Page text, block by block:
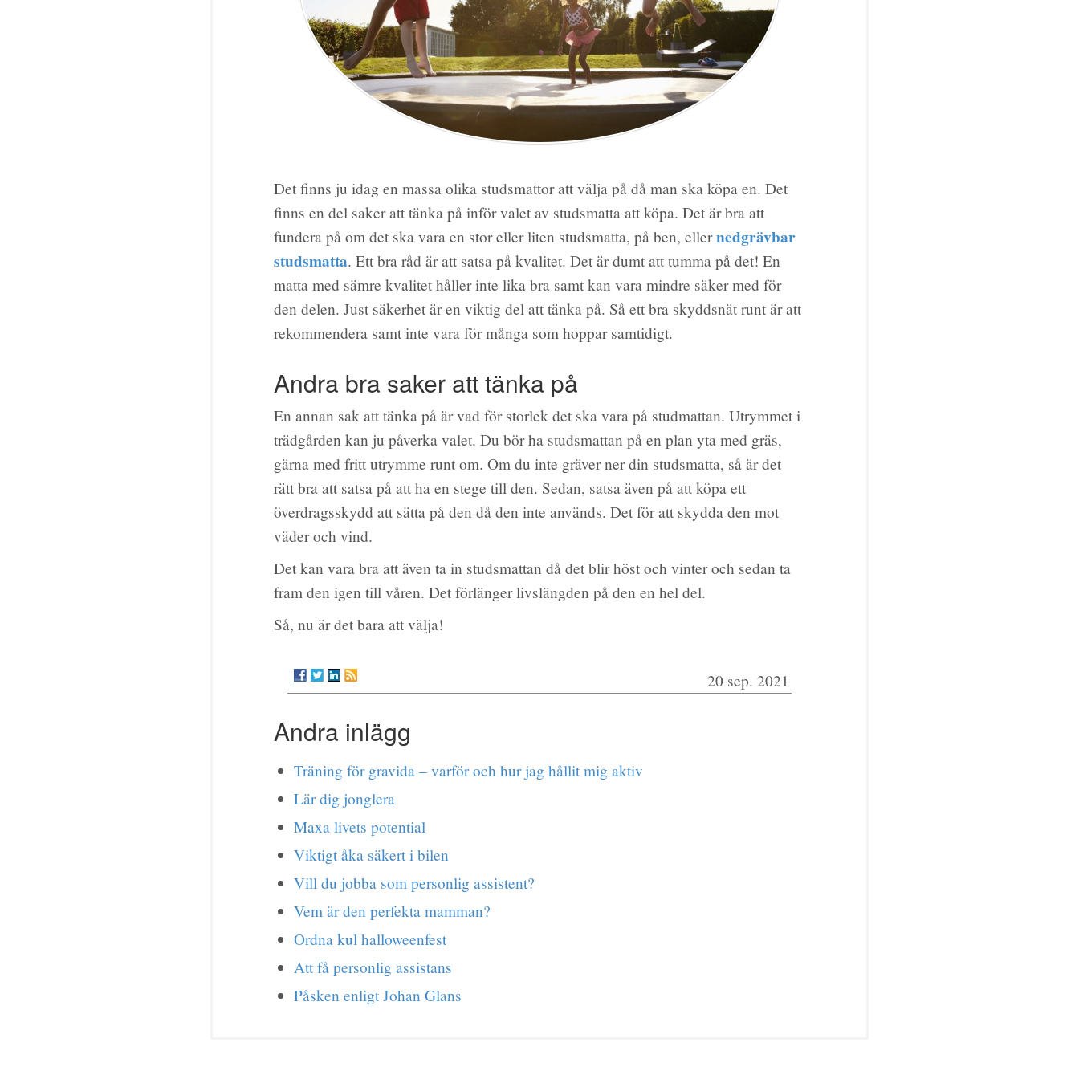
Det finns ju idag en massa olika studsmattor att välja på då man ska köpa en. Det
finns en del saker att tänka på inför valet av studsmatta att köpa. Det är bra att
fundera på om det ska vara en stor eller liten studsmatta, på ben, ellernedgrävbar
studsmatta. Ett bra råd är att satsa på kvalitet. Det är dumt att tumma på det! En
matta med sämre kvalitet håller inte lika bra samt kan vara mindre säker med för
den delen. Just säkerhet är en viktig del att tänka på. Så ett bra skyddsnät runt är att
rekommendera samt inte vara för många som hoppar samtidigt.
Andra bra saker att tänka på
En annan sak att tänka på är vad för storlek det ska vara på studmattan. Utrymmet i
trädgården kan ju påverka valet. Du bör ha studsmattan på en plan yta med gräs,
gärna med fritt utrymme runt om. Om du inte gräver ner din studsmatta, så är det
rätt bra att satsa på att ha en stege till den. Sedan, satsa även på att köpa ett
överdragsskydd att sätta på den då den inte används. Det för att skydda den mot
väder och vind.
Det kan vara bra att även ta in studsmattan då det blir höst och vinter och sedan ta
fram den igen till våren. Det förlänger livslängden på den en hel del.
Så, nu är det bara att välja!
20 sep. 2021
Andra inlägg
Träning för gravida – varför och hur jag hållit mig aktiv
Lär dig jonglera
Maxa livets potential
Viktigt åka säkert i bilen
Vill du jobba som personlig assistent?
Vem är den perfekta mamman?
Ordna kul halloweenfest
Att få personlig assistans
Påsken enligt Johan Glans